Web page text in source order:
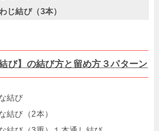
結び（3本）
び】の結び方と留め方３パターン
結び
び（2本）